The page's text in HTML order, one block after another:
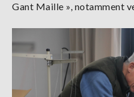
Gant Maille », notamment